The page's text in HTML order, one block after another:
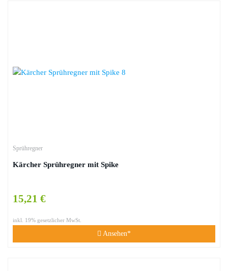
Sprühregner
Kärcher Sprühregner mit Spike
15,21 €
inkl. 19% gesetzlicher MwSt.
Ansehen*